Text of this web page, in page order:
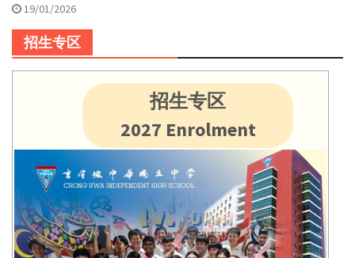
19/01/2026
招生专区
招生专区
2027 Enrolment